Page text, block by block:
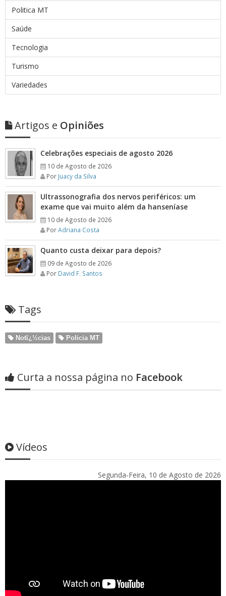
Politica MT
Saúde
Tecnologia
Turismo
Variedades
Artigos e Opiniões
Celebrações especiais de agosto 2026
10 de Agosto de 2026
Por Juacy da Silva
Ultrassonografia dos nervos periféricos: um
exame que vai muito além da hanseníase
10 de Agosto de 2026
PorAdriana Costa
Quanto custa deixar para depois?
09 de Agosto de 2026
Por David F. Santos
Tags
Notï¿½cias Policia MT
Curta a nossa página no Facebook
Vídeos
Segunda-Feira, 10 de Agosto de 2026